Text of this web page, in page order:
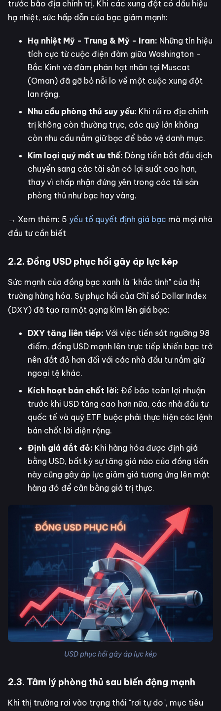
trước bão địa chính trị. Khi các xung đột có dấu hiệu
hạ nhiệt, sức hấp dẫn của bạc giảm mạnh:
Hạ nhiệt Mỹ - Trung & Mỹ - Iran: Những tín hiệu
tích cực từ cuộc điện đàm giữa Washington -
Bắc Kinh và đàm phán hạt nhân tại Muscat
(Oman) đã gỡ bỏ nỗi lo về một cuộc xung đột
lan rộng.
Nhu cầu phòng thủ suy yếu: Khi rủi ro địa chính
trị không còn thường trực, các quỹ lớn không
còn nhu cầu nắm giữ bạc để bảo vệ danh mục.
Kim loại quý mất ưu thế: Dòng tiền bắt đầu dịch
chuyển sang các tài sản có lợi suất cao hơn,
thay vì chấp nhận đứng yên trong các tài sản
phòng thủ như bạc hay vàng.
→ Xem thêm: 5 yếu tố quyết định giá bạc mà mọi nhà
đầu tư cần biết
2.2. Đồng USD phục hồi gây áp lực kép
Sức mạnh của đồng bạc xanh là "khắc tinh" của thị
trường hàng hóa. Sự phục hồi của Chỉ số Dollar Index
(DXY) đã tạo ra một gọng kìm lên giá bạc:
DXY tăng liên tiếp: Với việc tiến sát ngưỡng 98
điểm, đồng USD mạnh lên trực tiếp khiến bạc trở
nên đắt đỏ hơn đối với các nhà đầu tư nắm giữ
ngoại tệ khác.
Kích hoạt bán chốt lời: Để bảo toàn lợi nhuận
trước khi USD tăng cao hơn nữa, các nhà đầu tư
quốc tế và quỹ ETF buộc phải thực hiện các lệnh
bán chốt lời diện rộng.
Định giá đắt đỏ: Khi hàng hóa được định giá
bằng USD, bất kỳ sự tăng giá nào của đồng tiền
này cũng gây áp lực giảm giá tương ứng lên mặt
hàng đó để cân bằng giá trị thực.
USD phục hồi gây áp lực kép
2.3. Tâm lý phòng thủ sau biến động mạnh
Khi thị trường rơi vào trạng thái "rơi tự do", mục tiêu